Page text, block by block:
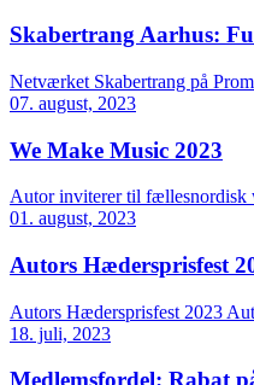
Skabertrang Aarhus:
Netværket Skabertrang på
07. august, 2023
We Make Music 2023
Autor inviterer til fællesnordisk
01. august, 2023
Autors Hædersprisfest
Autors Hædersprisfest 2023
18. juli, 2023